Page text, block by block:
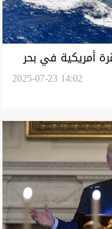
أمريكية في بحر
2025-07-23 14:02